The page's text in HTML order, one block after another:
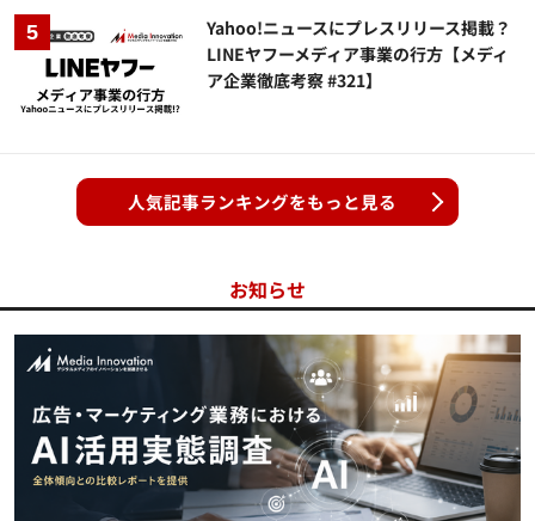
Yahoo!ニュースにプレスリリース掲載？
LINEヤフーメディア事業の行方【メディ
ア企業徹底考察 #321】
人気記事ランキングをもっと見る
お知らせ